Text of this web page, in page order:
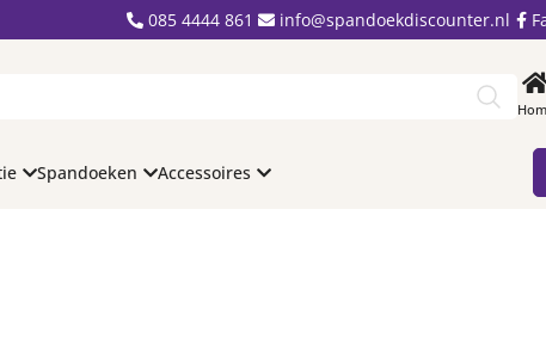
085 4444 861 info@spandoekdiscounter.nl
Spandoeken Accessoires